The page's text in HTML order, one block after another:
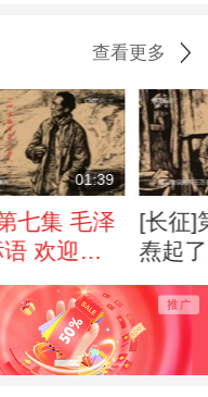
查看更多
01:39
七集 毛泽
欢迎张
[长征]
焘起